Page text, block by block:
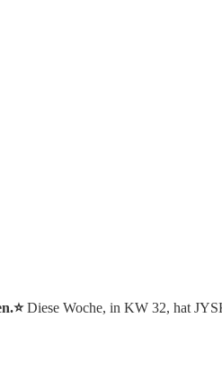
Diese Woche, in KW 32, hat